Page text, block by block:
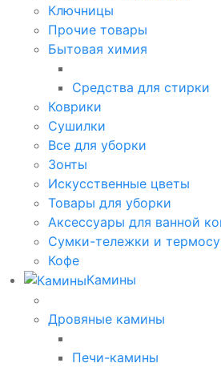
Ключницы
Прочие товары
Бытовая химия
Средства для стирки
Коврики
Сушилки
Все для уборки
Зонты
Искусственные цветы
Товары для уборки
Аксессуары для ванной
Сумки-тележки и
Кофе
Камины
Дровяные камины
Печи-камины